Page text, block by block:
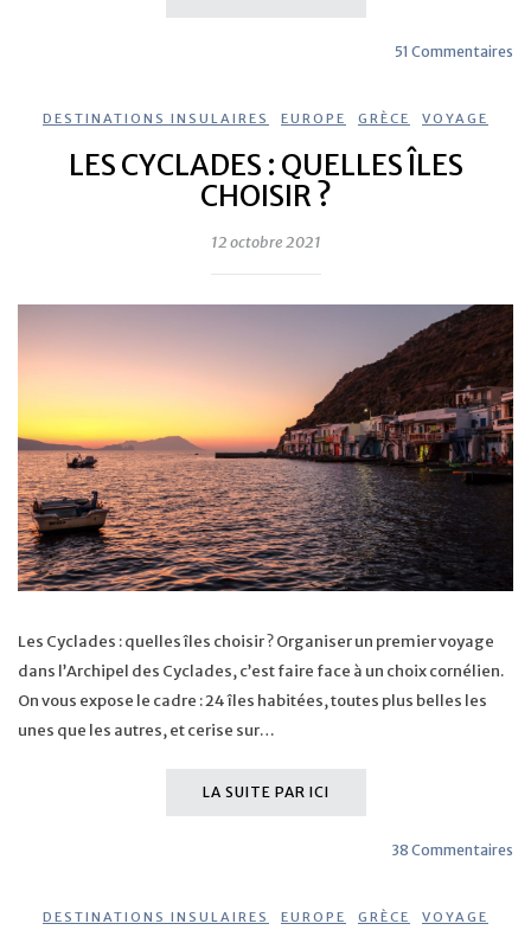
51 Commentaires
DESTINATIONS INSULAIRES EUROPE GRÈCE VOYAGE
LES CYCLADES : QUELLES ÎLES
CHOISIR ?
12 octobre 2021
Les Cyclades : quelles îles choisir ? Organiser un premier voyage
dans l’Archipel des Cyclades, c’est faire face à un choix cornélien.
On vous expose le cadre : 24 îles habitées, toutes plus belles les
unes que les autres, et cerise sur…
LA SUITE PAR ICI
38 Commentaires
DESTINATIONS INSULAIRES EUROPE GRÈCE VOYAGE